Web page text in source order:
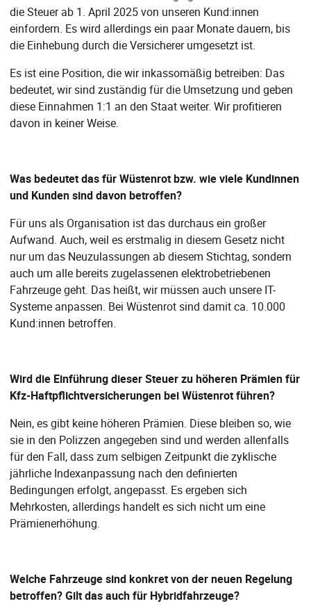
die Steuer ab 1. April 2025 von unseren Kund:innen
einfordern. Es wird allerdings ein paar Monate dauern, bis
die Einhebung durch die Versicherer umgesetzt ist.
Es ist eine Position, die wir inkassomäßig betreiben: Das
bedeutet, wir sind zuständig für die Umsetzung und geben
diese Einnahmen 1:1 an den Staat weiter. Wir profitieren
davon in keiner Weise.
Was bedeutet das für Wüstenrot bzw. wie viele Kundinnen
und Kunden sind davon betroffen?
Für uns als Organisation ist das durchaus ein großer
Aufwand. Auch, weil es erstmalig in diesem Gesetz nicht
nur um das Neuzulassungen ab diesem Stichtag, sondern
auch um alle bereits zugelassenen elektrobetriebenen
Fahrzeuge geht. Das heißt, wir müssen auch unsere IT-
Systeme anpassen. Bei Wüstenrot sind damit ca. 10.000
Kund:innen betroffen.
Wird die Einführung dieser Steuer zu höheren Prämien für
Kfz-Haftpflichtversicherungen bei Wüstenrot führen?
Nein, es gibt keine höheren Prämien. Diese bleiben so, wie
sie in den Polizzen angegeben sind und werden allenfalls
für den Fall, dass zum selbigen Zeitpunkt die zyklische
jährliche Indexanpassung nach den definierten
Bedingungen erfolgt, angepasst. Es ergeben sich
Mehrkosten, allerdings handelt es sich nicht um eine
Prämienerhöhung.
Welche Fahrzeuge sind konkret von der neuen Regelung
betroffen? Gilt das auch für Hybridfahrzeuge?